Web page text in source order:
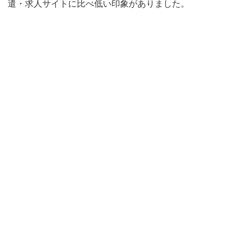
遣・求人サイトに比べ低い印象がありました。